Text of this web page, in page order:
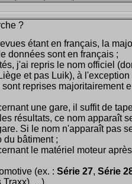
?
étant en français, la
données sont en français ;
j'ai repris le nom officiel
et pas Luik), à l'exception
reprises majoritairement
une gare, il suffit de
résultats, ce nom apparaît
Si le nom n'apparaît pas
du bâtiment ;
le matériel moteur après
(ex. : Série 27, Série
...)